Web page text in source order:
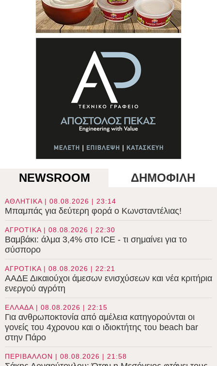
NEWSROOM ΔΗΜΟΦΙΛΗ
ΑΘΛΗΤΙΚΑ | 08.08.2026 | 23:14
Μπαμπάς για δεύτερη φορά ο Κωνσταντέλιας!
ΑΓΡΟΤΙΚΑ | 08.08.2026 | 22:30
Βαμβάκι: άλμα 3,4% στο ICE - τι σημαίνει για το
σύσπορο
ΑΓΡΟΤΙΚΑ | 08.08.2026 | 22:21
ΑΑΔΕ Δικαιούχοι άμεσων ενισχύσεων και νέα κριτήρια
ενεργού αγρότη
ΕΛΛΑΔΑ | 08.08.2026 | 22:15
Για ανθρωποκτονία από αμέλεια κατηγορούνται οι
γονείς του 4χρονου και ο ιδιοκτήτης του beach bar
στην Πάρο
ΠΕΡΙΒΑΛΛΟΝ | 08.08.2026 | 21:58